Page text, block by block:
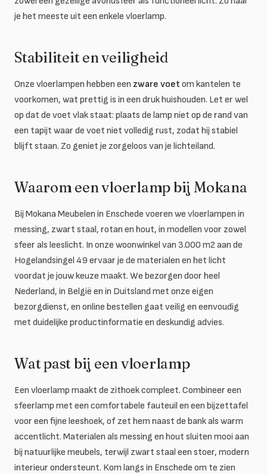
je het meeste uit een enkele vloerlamp.
Stabiliteit en veiligheid
Onze vloerlampen hebben een zware voet om kantelen te
voorkomen, wat prettig is in een druk huishouden. Let er wel
op dat de voet vlak staat: plaats de lamp niet op de rand van
een tapijt waar de voet niet volledig rust, zodat hij stabiel
blijft staan. Zo geniet je zorgeloos van je lichteiland.
Waarom een vloerlamp bij Mokana
Bij Mokana Meubelen in Enschede voeren we vloerlampen in
messing, zwart staal, rotan en hout, in modellen voor zowel
sfeer als leeslicht. In onze woonwinkel van 3.000 m2 aan de
Hogelandsingel 49 ervaar je de materialen en het licht
voordat je jouw keuze maakt. We bezorgen door heel
Nederland, in België en in Duitsland met onze eigen
bezorgdienst, en online bestellen gaat veilig en eenvoudig
met duidelijke productinformatie en deskundig advies.
Wat past bij een vloerlamp
Een vloerlamp maakt de zithoek compleet. Combineer een
sfeerlamp met een comfortabele fauteuil en een bijzettafel
voor een fijne leeshoek, of zet hem naast de bank als warm
accentlicht. Materialen als messing en hout sluiten mooi aan
bij natuurlijke meubels, terwijl zwart staal een stoer, modern
interieur ondersteunt. Kom langs in Enschede om te zien